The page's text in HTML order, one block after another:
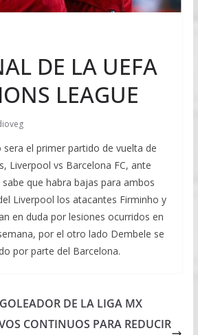
DE LA UEFA
LEAGUE
el primer partido de vuelta de
Liverpool vs Barcelona FC, ante
que habra bajas para ambos
Liverpool los atacantes Firminho y
en duda por lesiones ocurridos en
por el otro lado Dembele se
por parte del Barcelona.
DE LA LIGA MX
CONTINUOS PARA REDUCIR